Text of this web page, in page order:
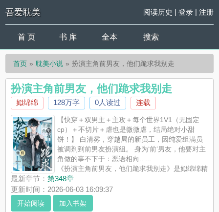
吾爱耽美 阅读历史 | 登录| 注册
首 页 书 库 全本 搜索
首页 耽美小说 扮演主角前男友，他们跪求我别走
扮演主角前男友，他们跪求我别走
姒绵绵 128万字 0人读过 连载
【快穿＋双男主＋主攻＋每个世界1V1（无固定
cp）＋不切片＋虐也是微微虐，结局绝对小甜
饼！】 白清雾，穿越局的新员工，因纯爱组满员
被调剂到前男友扮演组。 身为‘前’男友，他要对主
角做的事不下于：恶语相向.. ...
《扮演主角前男友，他们跪求我别走》是姒绵绵精
心创作的耽美小说，吾爱耽美实时更新扮演主角前男友，他们跪
求我别走最新章节并且提供无弹窗阅读，书友所发表的扮演主角
前男友，他们跪求我别走评论，并不代表吾爱耽美赞同或者支持
扮演主角前男友，他们跪求我别走读者的观点。
最新章节：第348章
更新时间：2026-06-03 16:09:37
开始阅读 加入书架